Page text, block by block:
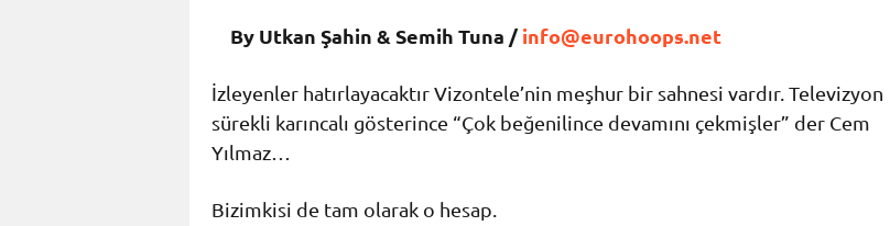
By Utkan Şahin & Semih Tuna /info@eurohoops.net
İzleyenler hatırlayacaktır Vizontele’nin meşhur bir sahnesi vardır. Televizyon
sürekli karıncalı gösterince “Çok beğenilince devamını çekmişler” der Cem
Yılmaz…
Bizimkisi de tam olarak o hesap.